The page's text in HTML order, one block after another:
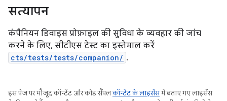
सत्यापन
कंपैनियन डिवाइस प्रोफ़ाइल की सुविधा के व्यवहार की जांच
करने के लिए, सीटीएस टेस्ट का इस्तेमाल करें
cts/tests/tests/companion/ .
इस पेज पर मौजूद कॉन्टेंट और कोड सैंपलकॉन्टेंट के लाइसेंसमें बताए गए लाइसेंस